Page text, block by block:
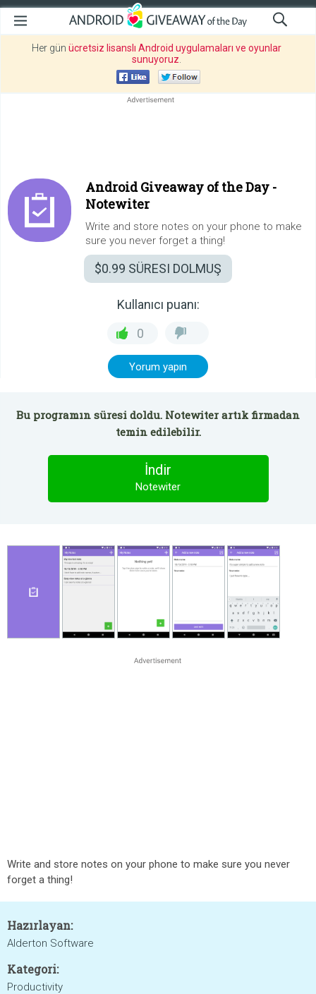
Her gün ücretsiz lisanslı Android uygulamaları ve oyunlar
sunuyoruz
Android Giveaway of the Day -
Notewiter
Write and store notes on your phone to make
sure you never forget a thing!
$0.99 SÜRESI DOLMUŞ
Kullanıcı puanı:
0
Yorum yapın
Bu programın süresi doldu. Notewiter artık firmadan
temin edilebilir.
İndir
Notewiter
Write and store notes on your phone to make sure you never
forget a thing!
Hazırlayan:
Alderton Software
Kategori:
Productivity